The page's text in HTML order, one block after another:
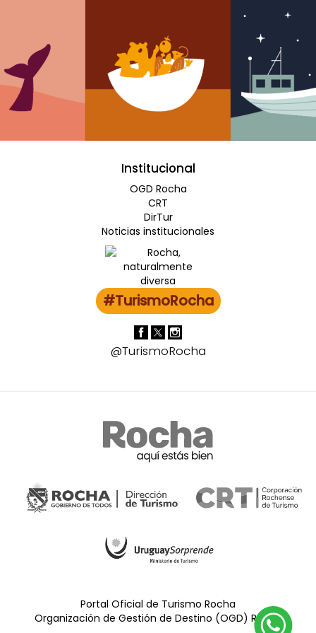
Institucional
OGD Rocha
CRT
DirTur
Noticias institucionales
#TurismoRocha
@TurismoRocha
Portal Oficial de Turismo Rocha
Organización de Gestión de Destino (OGD) Rocha